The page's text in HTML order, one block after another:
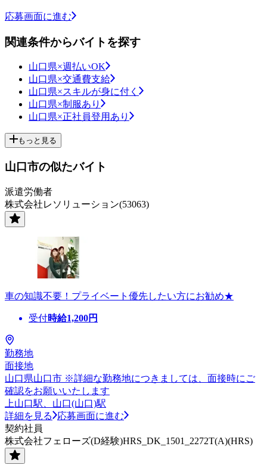
応募画面に進む
関連条件からバイトを探す
山口県×週払いOK
山口県×交通費支給
山口県×スキルが身に付く
山口県×制服あり
山口県×正社員登用あり
もっと見る
山口市の似たバイト
派遣労働者
株式会社レソリューション(53063)
車の知識不要！プライベート優先したい方にお勧め★
受付時給1,200円
勤務地
面接地
山口県山口市 ※詳細な勤務地につきましては、面接時にご
確認をお願いいたします
上山口駅、山口(山口)駅
詳細を見る
応募画面に進む
契約社員
株式会社フェローズ(D経験)HRS_DK_1501_2272T(A)(HRS)